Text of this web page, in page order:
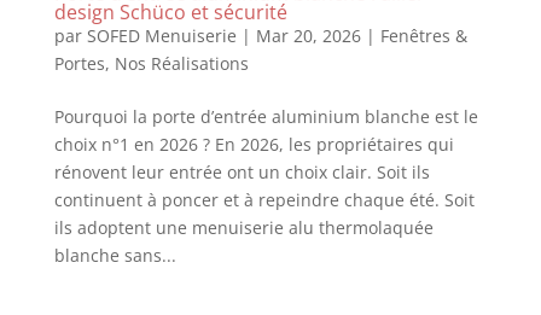
design Schüco et sécurité
par SOFED Menuiserie | Mar 20, 2026| Fenêtres &
Portes, Nos Réalisations
Pourquoi la porte d’entrée aluminium blanche est le
choix n°1 en 2026 ? En 2026, les propriétaires qui
rénovent leur entrée ont un choix clair. Soit ils
continuent à poncer et à repeindre chaque été. Soit
ils adoptent une menuiserie alu thermolaquée
blanche sans...